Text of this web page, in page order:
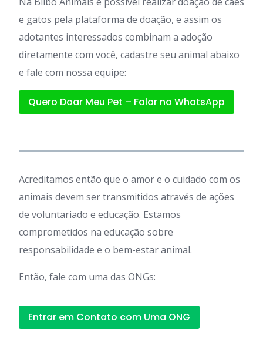
e gatos pela plataforma de doação, e assim os
adotantes interessados combinam a adoção
diretamente com você, cadastre seu animal abaixo
e fale com nossa equipe:
Quero Doar Meu Pet – Falar no WhatsApp
Acreditamos então que o amor e o cuidado com os
animais devem ser transmitidos através de ações
de voluntariado e educação. Estamos
comprometidos na educação sobre
responsabilidade e o bem-estar animal.
Então, fale com uma das ONGs:
Entrar em Contato com Uma ONG